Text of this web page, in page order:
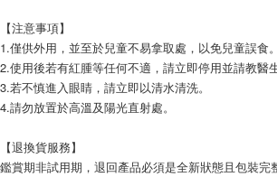
【注意事項】
1.僅供外用，並至於兒童不易拿取處，以免兒童誤食。
2.使用後若有紅腫等任何不適，請立即停用並請教醫生
3.若不慎進入眼睛，請立即以清水清洗。
4.請勿放置於高溫及陽光直射處。
【退換貨服務】
鑑賞期非試用期，退回產品必須是全新狀態且包裝完